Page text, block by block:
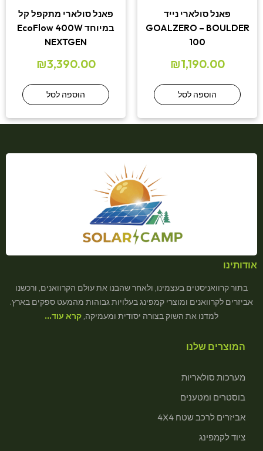
פאנל סולארי נייד
GOALZERO – BOULDER
100
₪1,190.00
הוספה לסל
פאנל סולארי מתקפל קל
במיוחד EcoFlow 400W
NEXTGEN
₪3,390.00
הוספה לסל
אודותינו
בתור קרוואניסטים בעצמינו, ולאחר שהבנו את עולם הקרוואנים, ורכשנו
אביזרים לקרוואנים ומוצרי קמפינג בעלויות גבוהות מהמעט ספקים בארץ.
למדנו את השוק בצורה יסודית ומעמיקה, קרא עוד…
המוצרים שלנו
מערכות סולאריות
בוסטרים ומטענים
אביזרים לרכב שטח 4X4
ציוד לקמפינג